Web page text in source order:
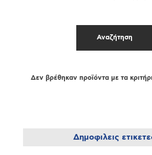
Δεν βρέθηκαν προϊόντα με τα
Δημοφιλεις